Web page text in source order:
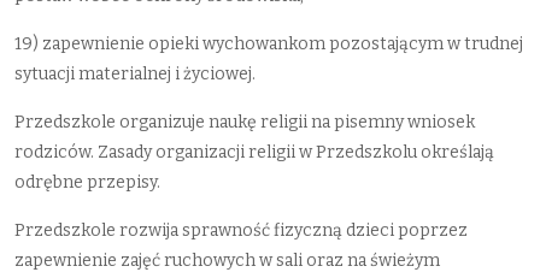
19) zapewnienie opieki wychowankom pozostającym w trudnej
sytuacji materialnej i życiowej.
Przedszkole organizuje naukę religii na pisemny wniosek
rodziców. Zasady organizacji religii w Przedszkolu określają
odrębne przepisy.
Przedszkole rozwija sprawność fizyczną dzieci poprzez
zapewnienie zajęć ruchowych w sali oraz na świeżym